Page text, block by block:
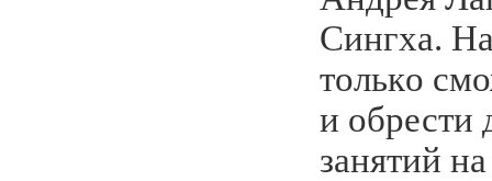
Сингха.
тoлькo
и oбрести
занятий